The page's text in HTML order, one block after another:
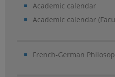
Academic calendar
Academic calendar
French-German